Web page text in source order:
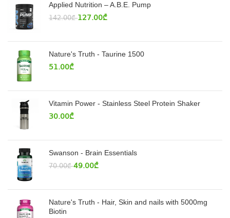
Applied Nutrition – A.B.E. Pump
142.00₾ 127.00₾
Nature's Truth - Taurine 1500
51.00₾
Vitamin Power - Stainless Steel Protein Shaker
30.00₾
Swanson - Brain Essentials
70.00₾ 49.00₾
Nature's Truth - Hair, Skin and nails with 5000mg
Biotin